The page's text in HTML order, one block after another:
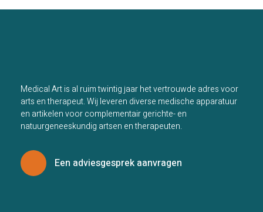
Medical Art is al ruim twintig jaar het vertrouwde adres voor
arts en therapeut. Wij leveren diverse medische apparatuur
en artikelen voor complementair gerichte- en
natuurgeneeskundig artsen en therapeuten.
Een adviesgesprek aanvragen